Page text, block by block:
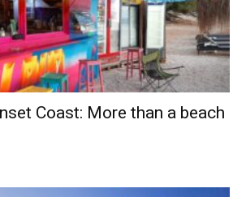
Coast: More than a beach